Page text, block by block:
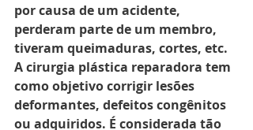
por causa de um acidente,
perderam parte de um membro,
tiveram queimaduras, cortes, etc.
A cirurgia plástica reparadora tem
como objetivo corrigir lesões
deformantes, defeitos congênitos
ou adquiridos. É considerada tão